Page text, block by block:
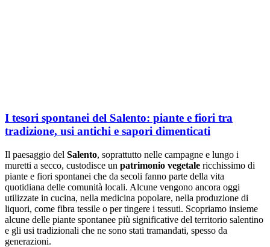
I tesori spontanei del Salento: piante e fiori tra
tradizione, usi antichi e sapori dimenticati
Il paesaggio del Salento, soprattutto nelle campagne e lungo i
muretti a secco, custodisce un patrimonio vegetale ricchissimo di
piante e fiori spontanei che da secoli fanno parte della vita
quotidiana delle comunità locali. Alcune vengono ancora oggi
utilizzate in cucina, nella medicina popolare, nella produzione di
liquori, come fibra tessile o per tingere i tessuti. Scopriamo insieme
alcune delle piante spontanee più significative del territorio salentino
e gli usi tradizionali che ne sono stati tramandati, spesso da
generazioni.